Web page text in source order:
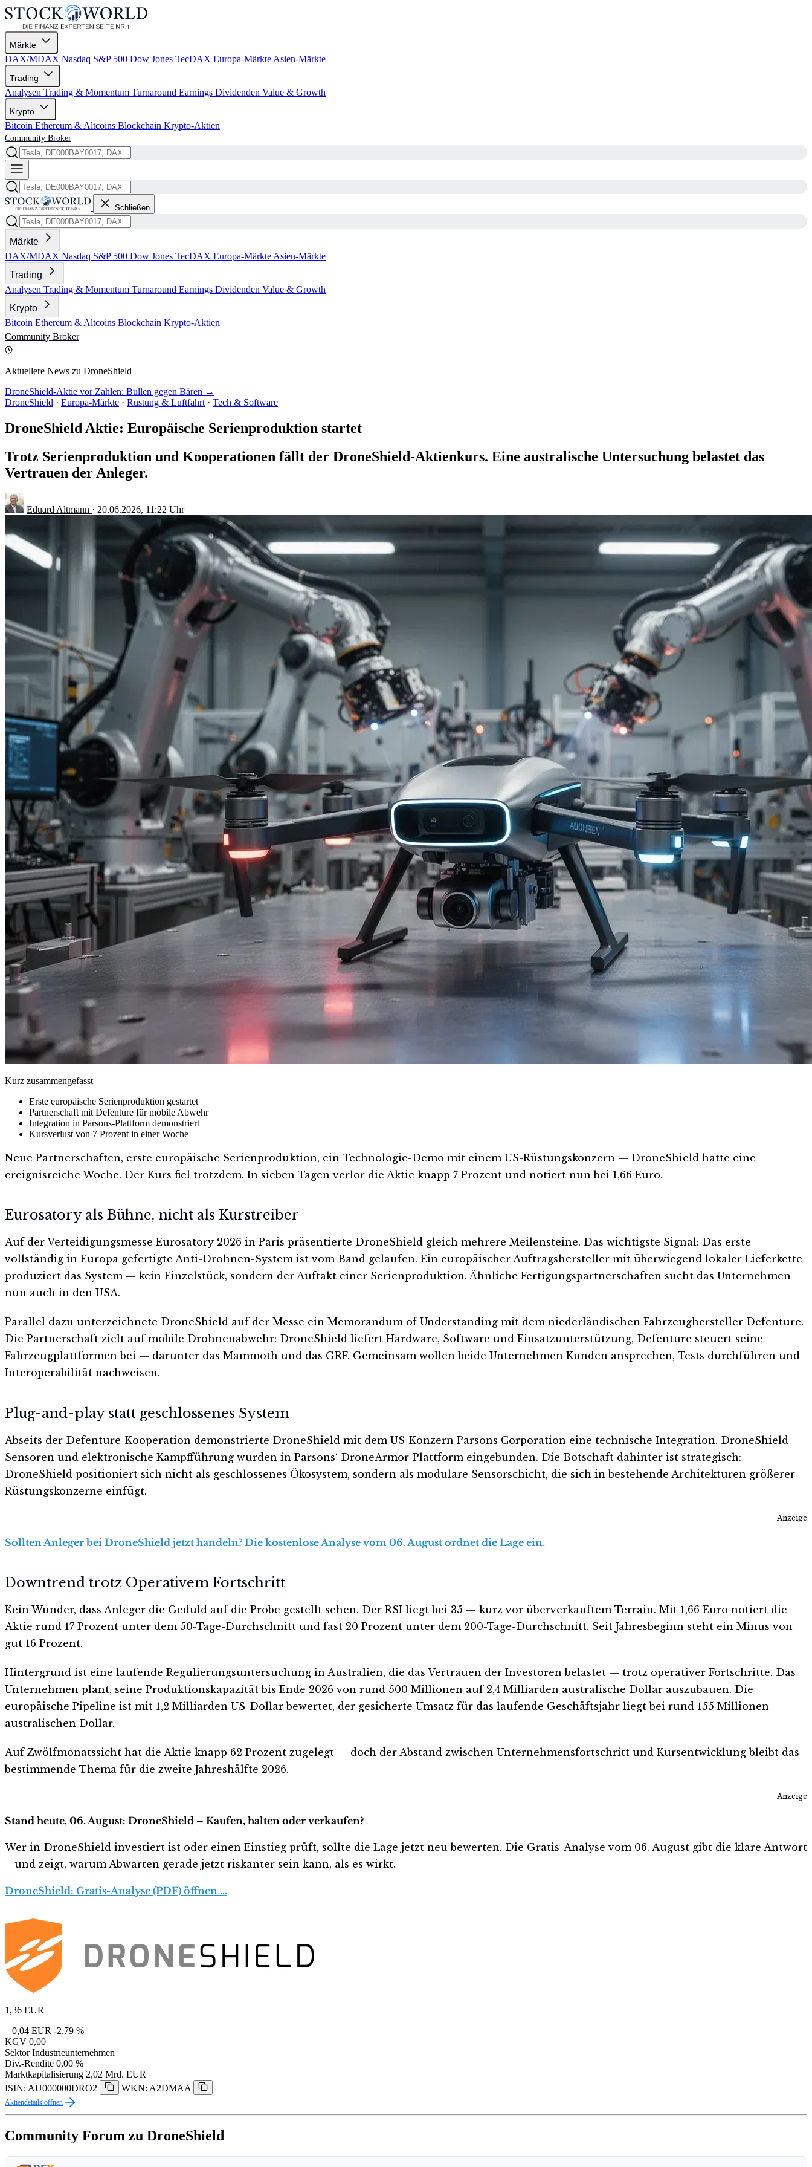
Märkte
DAX/MDAX Nasdaq S&P 500 Dow Jones TecDAX Europa-Märkte Asien-Märkte
Trading
Analysen Trading & Momentum Turnaround Earnings Dividenden Value & Growth
Krypto
Bitcoin Ethereum & Altcoins Blockchain Krypto-Aktien
Community Broker
Schließen
Märkte
DAX/MDAX Nasdaq S&P 500 Dow Jones TecDAX Europa-Märkte Asien-Märkte
Trading
Analysen Trading & Momentum Turnaround Earnings Dividenden Value & Growth
Krypto
Bitcoin Ethereum & Altcoins Blockchain Krypto-Aktien
Community Broker
Aktuellere News zu DroneShield
DroneShield-Aktie vor Zahlen: Bullen gegen Bären →
DroneShield · Europa-Märkte · Rüstung & Luftfahrt · Tech & Software
DroneShield Aktie: Europäische Serienproduktion startet
Trotz Serienproduktion und Kooperationen fällt der DroneShield-Aktienkurs. Eine australische Untersuchung belastet das
Vertrauen der Anleger.
Eduard Altmann · 20.06.2026, 11:22 Uhr
Kurz zusammengefasst
Erste europäische Serienproduktion gestartet
Partnerschaft mit Defenture für mobile Abwehr
Integration in Parsons-Plattform demonstriert
Kursverlust von 7 Prozent in einer Woche
Neue Partnerschaften, erste europäische Serienproduktion, ein Technologie-Demo mit einem US-Rüstungskonzern — DroneShield hatte eine
ereignisreiche Woche. Der Kurs fiel trotzdem. In sieben Tagen verlor die Aktie knapp 7 Prozent und notiert nun bei 1,66 Euro.
Eurosatory als Bühne, nicht als Kurstreiber
Auf der Verteidigungsmesse Eurosatory 2026 in Paris präsentierte DroneShield gleich mehrere Meilensteine. Das wichtigste Signal: Das erste
vollständig in Europa gefertigte Anti-Drohnen-System ist vom Band gelaufen. Ein europäischer Auftragshersteller mit überwiegend lokaler Lieferkette
produziert das System — kein Einzelstück, sondern der Auftakt einer Serienproduktion. Ähnliche Fertigungspartnerschaften sucht das Unternehmen
nun auch in den USA.
Parallel dazu unterzeichnete DroneShield auf der Messe ein Memorandum of Understanding mit dem niederländischen Fahrzeughersteller Defenture.
Die Partnerschaft zielt auf mobile Drohnenabwehr: DroneShield liefert Hardware, Software und Einsatzunterstützung, Defenture steuert seine
Fahrzeugplattformen bei — darunter das Mammoth und das GRF. Gemeinsam wollen beide Unternehmen Kunden ansprechen, Tests durchführen und
Interoperabilität nachweisen.
Plug-and-play statt geschlossenes System
Abseits der Defenture-Kooperation demonstrierte DroneShield mit dem US-Konzern Parsons Corporation eine technische Integration. DroneShield-
Sensoren und elektronische Kampfführung wurden in Parsons‘ DroneArmor-Plattform eingebunden. Die Botschaft dahinter ist strategisch:
DroneShield positioniert sich nicht als geschlossenes Ökosystem, sondern als modulare Sensorschicht, die sich in bestehende Architekturen größerer
Rüstungskonzerne einfügt.
Anzeige
Sollten Anleger bei DroneShield jetzt handeln? Die kostenlose Analyse vom 06. August ordnet die Lage ein.
Downtrend trotz Operativem Fortschritt
Kein Wunder, dass Anleger die Geduld auf die Probe gestellt sehen. Der RSI liegt bei 35 — kurz vor überverkauftem Terrain. Mit 1,66 Euro notiert die
Aktie rund 17 Prozent unter dem 50-Tage-Durchschnitt und fast 20 Prozent unter dem 200-Tage-Durchschnitt. Seit Jahresbeginn steht ein Minus von
gut 16 Prozent.
Hintergrund ist eine laufende Regulierungsuntersuchung in Australien, die das Vertrauen der Investoren belastet — trotz operativer Fortschritte. Das
Unternehmen plant, seine Produktionskapazität bis Ende 2026 von rund 500 Millionen auf 2,4 Milliarden australische Dollar auszubauen. Die
europäische Pipeline ist mit 1,2 Milliarden US-Dollar bewertet, der gesicherte Umsatz für das laufende Geschäftsjahr liegt bei rund 155 Millionen
australischen Dollar.
Auf Zwölfmonatssicht hat die Aktie knapp 62 Prozent zugelegt — doch der Abstand zwischen Unternehmensfortschritt und Kursentwicklung bleibt das
bestimmende Thema für die zweite Jahreshälfte 2026.
Anzeige
Stand heute, 06. August: DroneShield – Kaufen, halten oder verkaufen?
Wer in DroneShield investiert ist oder einen Einstieg prüft, sollte die Lage jetzt neu bewerten. Die Gratis-Analyse vom 06. August gibt die klare Antwort
– und zeigt, warum Abwarten gerade jetzt riskanter sein kann, als es wirkt.
DroneShield: Gratis-Analyse (PDF) öffnen …
1,36 EUR
– 0,04 EUR -2,79 %
KGV 0,00
Sektor Industrieunternehmen
Div.-Rendite 0,00 %
Marktkapitalisierung 2,02 Mrd. EUR
ISIN: AU000000DRO2
WKN: A2DMAA
Aktiendetails öffnen
Community Forum zu DroneShield